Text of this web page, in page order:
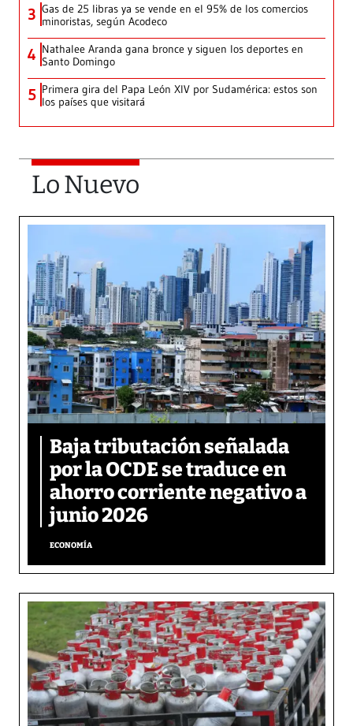
3 Gas de 25 libras ya se vende en el 95% de los comercios
minoristas, según Acodeco
4 Nathalee Aranda gana bronce y siguen los deportes en
Santo Domingo
5 Primera gira del Papa León XIV por Sudamérica: estos son
los países que visitará
Lo Nuevo
Baja tributación señalada
por la OCDE se traduce en
ahorro corriente negativo a
junio 2026
ECONOMÍA